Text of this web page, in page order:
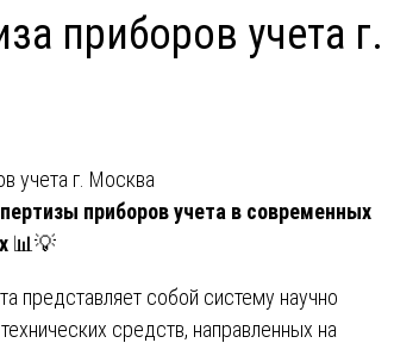
приборов учета г.
приборов учета в современных
📊💡
представляет собой систему научно
средств, направленных на